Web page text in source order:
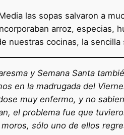
las sopas salvaron a
arroz, especias,
nuestras cocinas, la
y Semana Santa
en la madrugada del
muy enfermo, y no
el problema fue que
sólo uno de ellos